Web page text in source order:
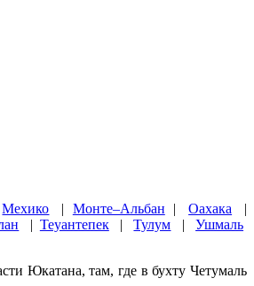
Мехико | Монте–Альбан |Оахака |
| Теуантепек|Тулум |Ушмаль
Юкатана, там, где в бухту Четумаль